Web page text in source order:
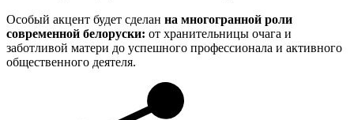
Особый акцент будет сделан на многогранной роли
современной белоруски: от хранительницы очага и
заботливой матери до успешного профессионала и активного
общественного деятеля.